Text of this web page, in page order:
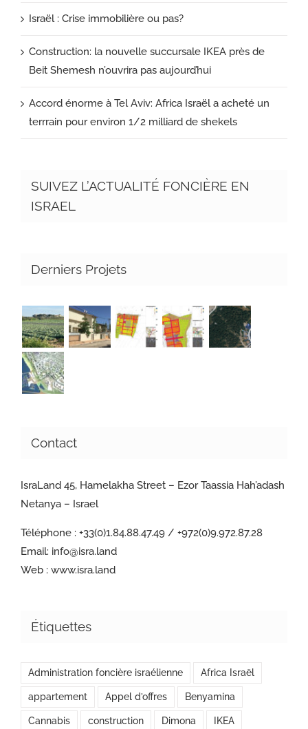
Israël : Crise immobilière ou pas?
Construction: la nouvelle succursale IKEA près de
Beit Shemesh n’ouvrira pas aujourd’hui
Accord énorme à Tel Aviv: Africa Israël a acheté un
terrrain pour environ 1/2 milliard de shekels
SUIVEZ L’ACTUALITÉ FONCIÈRE EN
ISRAEL
Derniers Projets
Contact
IsraLand 45, Hamelakha Street – Ezor Taassia Hah’adash
Netanya – Israel
Téléphone : +33(0)1.84.88.47.49 / +972(0)9.972.87.28
Email: info@isra.land
Web : www.isra.land
Étiquettes
Administration foncière israélienne Africa Israël
appartement Appel d’offres Benyamina
Cannabis construction Dimona IKEA